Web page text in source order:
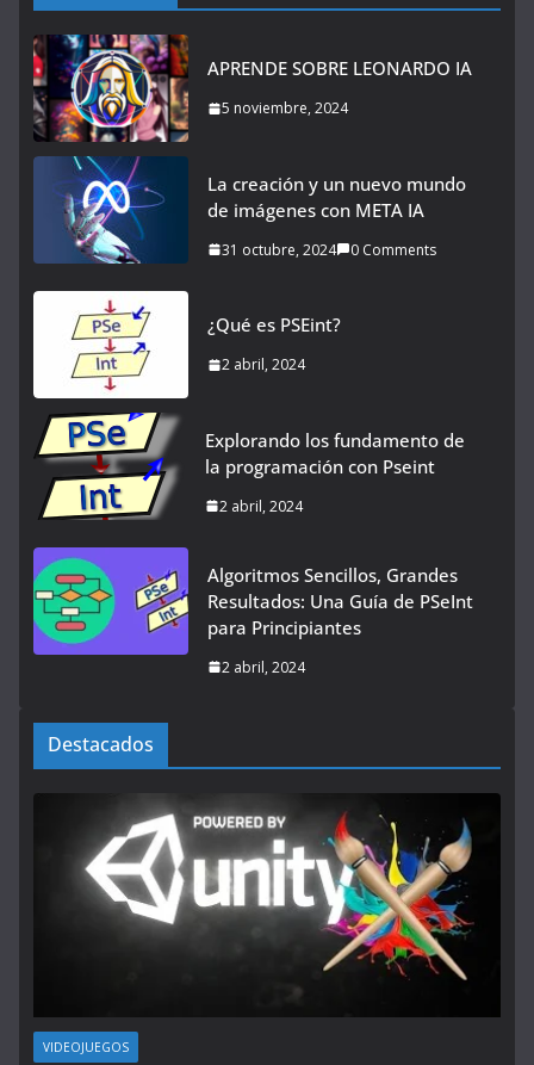
APRENDE SOBRE LEONARDO IA
5 noviembre, 2024
La creación y un nuevo mundo
de imágenes con META IA
31 octubre, 2024 0 Comments
¿Qué es PSEint?
2 abril, 2024
Explorando los fundamento de
la programación con Pseint
2 abril, 2024
Algoritmos Sencillos, Grandes
Resultados: Una Guía de PSeInt
para Principiantes
2 abril, 2024
Destacados
VIDEOJUEGOS